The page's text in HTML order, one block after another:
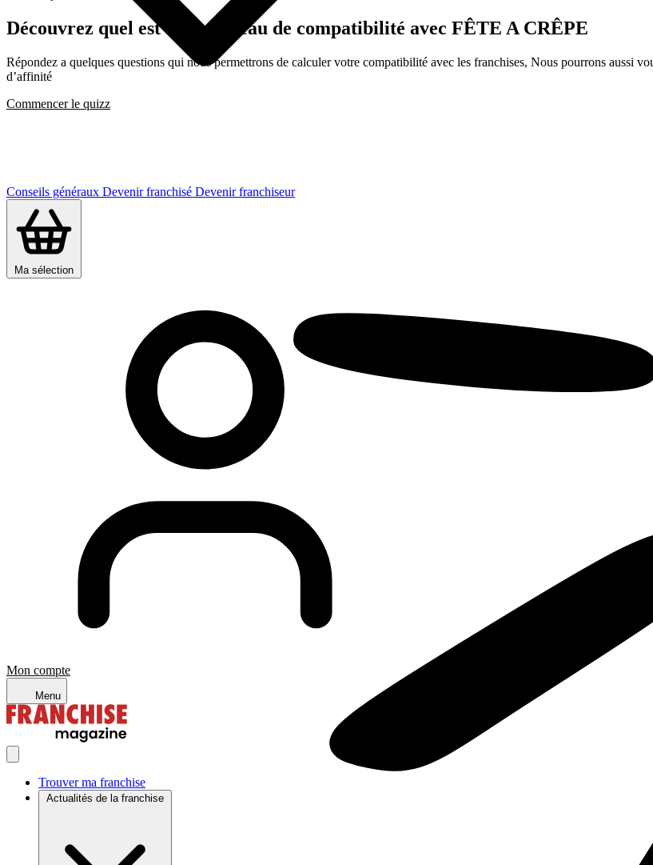
Conseils généraux Devenir franchisé Devenir franchiseur
Ma sélection
Mon compte
Menu
Trouver ma franchise
Actualités de la franchise
Découvrez quel est votre niveau de compatibilité avec FÊTE A CRÊPE
Répondez a quelques questions qui nous permettrons de calculer votre compatibilité avec les franchises, Nous pourrons aussi
d’affinité
Commencer le quizz